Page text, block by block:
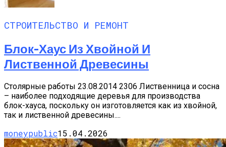
СТРОИТЕЛЬСТВО И РЕМОНТ
Блок-Хаус Из Хвойной И
Лиственной Древесины
Столярные работы 23.08.2014 2306 Лиственница и сосна
– наиболее подходящие деревья для производства
блок-хауса, поскольку он изготовляется как из хвойной,
так и лиственной древесины....
moneypublic15.04.2026